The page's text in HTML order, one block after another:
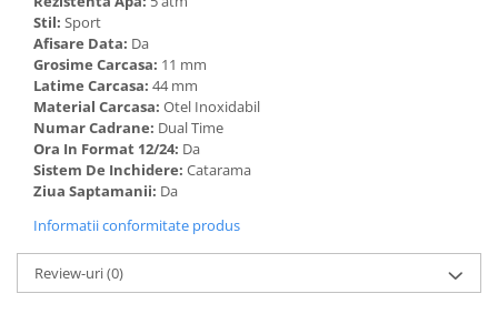
Stil: Sport
Afisare Data: Da
Grosime Carcasa: 11 mm
Latime Carcasa: 44 mm
Material Carcasa: Otel Inoxidabil
Numar Cadrane: Dual Time
Ora In Format 12/24: Da
Sistem De Inchidere: Catarama
Ziua Saptamanii: Da
Informatii conformitate produs
Review-uri(0)